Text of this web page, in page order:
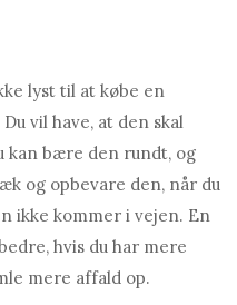
lyst til at købe en
vil have, at den skal
kan bære den rundt, og
og opbevare den, når du
ikke kommer i vejen. En
hvis du har mere
mere affald op.